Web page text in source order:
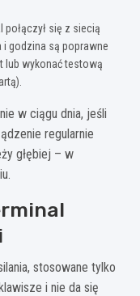
się z siecią
i godzina są poprawne
lub wykonać testową
w ciągu dnia, jeśli
regularnie
głębiej – w
stosowane tylko
i nie da się